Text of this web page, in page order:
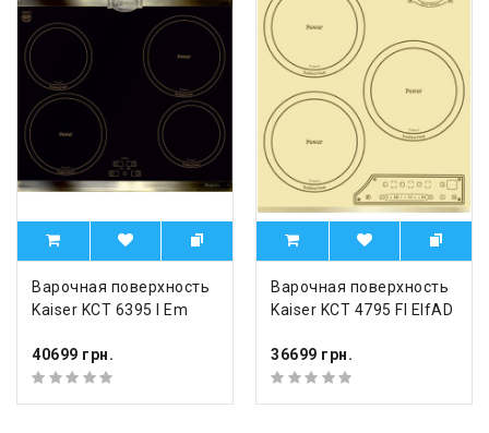
Варочная поверхность
Kaiser KCT 6395 I Em
40699 грн.
Варочная поверхность
Kaiser KCT 4795 FI ElfAD
36699 грн.